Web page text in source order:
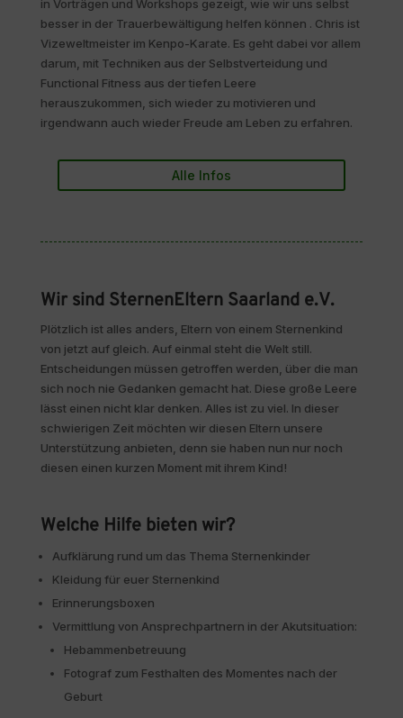
in Vorträgen und Workshops gezeigt, wie wir uns selbst
besser in der Trauerbewältigung helfen können . Chris ist
Vizeweltmeister im Kenpo-Karate. Es geht dabei vor allem
darum, mit Techniken aus der Selbstverteidung und
Functional Fitness aus der tiefen Leere
herauszukommen, sich wieder zu motivieren und
irgendwann auch wieder Freude am Leben zu erfahren.
Alle Infos
Wir sind SternenEltern Saarland e.V.
Plötzlich ist alles anders, Eltern von einem Sternenkind
von jetzt auf gleich. Auf einmal steht die Welt still.
Entscheidungen müssen getroffen werden, über die man
sich noch nie Gedanken gemacht hat. Diese große Leere
lässt einen nicht klar denken. Alles ist zu viel. In dieser
schwierigen Zeit möchten wir diesen Eltern unsere
Unterstützung anbieten, denn sie haben nun nur noch
diesen einen kurzen Moment mit ihrem Kind!
Welche Hilfe bieten wir?
Aufklärung rund um das Thema Sternenkinder
Kleidung für euer Sternenkind
Erinnerungsboxen
Vermittlung von Ansprechpartnern in der Akutsituation:
Hebammenbetreuung
Fotograf zum Festhalten des Momentes nach der
Geburt